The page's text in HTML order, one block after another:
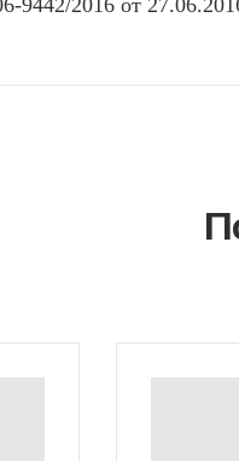
9442/2016 от